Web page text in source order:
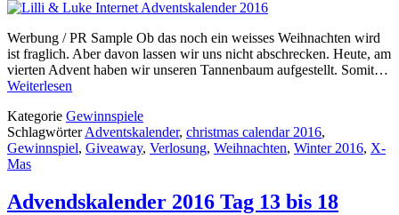
Werbung / PR Sample Ob das noch ein weisses Weihnachten wird
ist fraglich. Aber davon lassen wir uns nicht abschrecken. Heute, am
vierten Advent haben wir unseren Tannenbaum aufgestellt. Somit…
Weiterlesen
Kategorie Gewinnspiele
SchlagwörterAdventskalender, christmas calendar 2016,
Gewinnspiel, Giveaway, Verlosung, Weihnachten, Winter 2016, X-
Mas
Advendskalender 2016 Tag 13 bis 18